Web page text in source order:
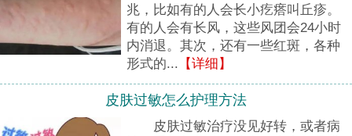
兆，比如有的人会长小疙瘩叫丘疹。
有的人会有长风，这些风团会24小时
内消退。其次，还有一些红斑，各种
形式的... 【详细】
皮肤过敏怎么护理方法
皮肤过敏治疗没见好转，或者病